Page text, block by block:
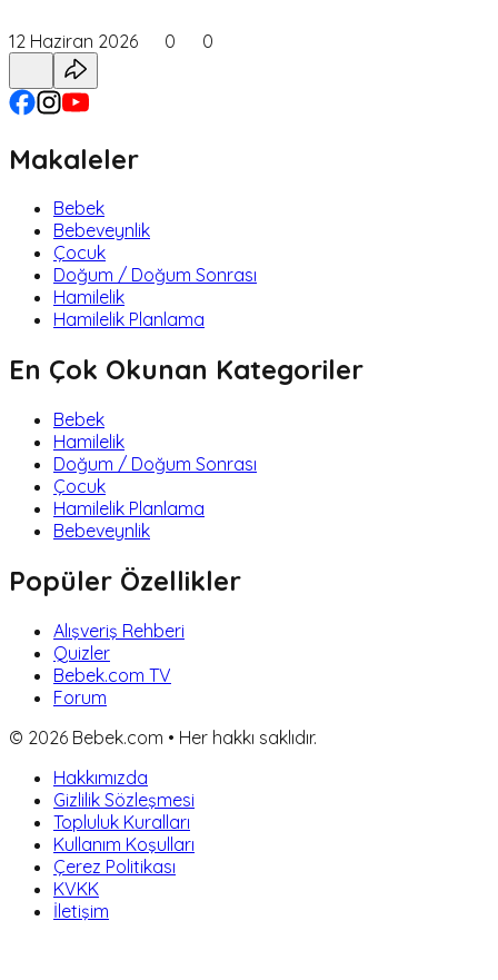
12 Haziran 2026 0 0
Makaleler
Bebek
Bebeveynlik
Çocuk
Doğum / Doğum Sonrası
Hamilelik
Hamilelik Planlama
En Çok Okunan Kategoriler
Bebek
Hamilelik
Doğum / Doğum Sonrası
Çocuk
Hamilelik Planlama
Bebeveynlik
Popüler Özellikler
Alışveriş Rehberi
Quizler
Bebek.com TV
Forum
© 2026 Bebek.com • Her hakkı saklıdır.
Hakkımızda
Gizlilik Sözleşmesi
Topluluk Kuralları
Kullanım Koşulları
Çerez Politikası
KVKK
İletişim